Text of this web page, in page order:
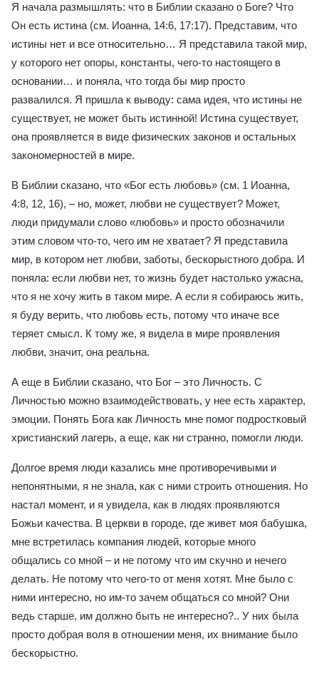
Я начала размышлять: что в Библии сказано о Боге? Что
Он есть истина (см. Иоанна, 14:6, 17:17). Представим, что
истины нет и все относительно… Я представила такой мир,
у которого нет опоры, константы, чего-то настоящего в
основании… и поняла, что тогда бы мир просто
развалился. Я пришла к выводу: сама идея, что истины не
существует, не может быть истинной! Истина существует,
она проявляется в виде физических законов и остальных
закономерностей в мире.
В Библии сказано, что «Бог есть любовь» (см. 1 Иоанна,
4:8, 12, 16), – но, может, любви не существует? Может,
люди придумали слово «любовь» и просто обозначили
этим словом что-то, чего им не хватает? Я представила
мир, в котором нет любви, заботы, бескорыстного добра. И
поняла: если любви нет, то жизнь будет настолько ужасна,
что я не хочу жить в таком мире. А если я собираюсь жить,
я буду верить, что любовь есть, потому что иначе все
теряет смысл. К тому же, я видела в мире проявления
любви, значит, она реальна.
А еще в Библии сказано, что Бог – это Личность. С
Личностью можно взаимодействовать, у нее есть характер,
эмоции. Понять Бога как Личность мне помог подростковый
христианский лагерь, а еще, как ни странно, помогли люди.
Долгое время люди казались мне противоречивыми и
непонятными, я не знала, как с ними строить отношения. Но
настал момент, и я увидела, как в людях проявляются
Божьи качества. В церкви в городе, где живет моя бабушка,
мне встретилась компания людей, которые много
общались со мной – и не потому что им скучно и нечего
делать. Не потому что чего-то от меня хотят. Мне было с
ними интересно, но им-то зачем общаться со мной? Они
ведь старше, им должно быть не интересно?.. У них была
просто добрая воля в отношении меня, их внимание было
бескорыстно.